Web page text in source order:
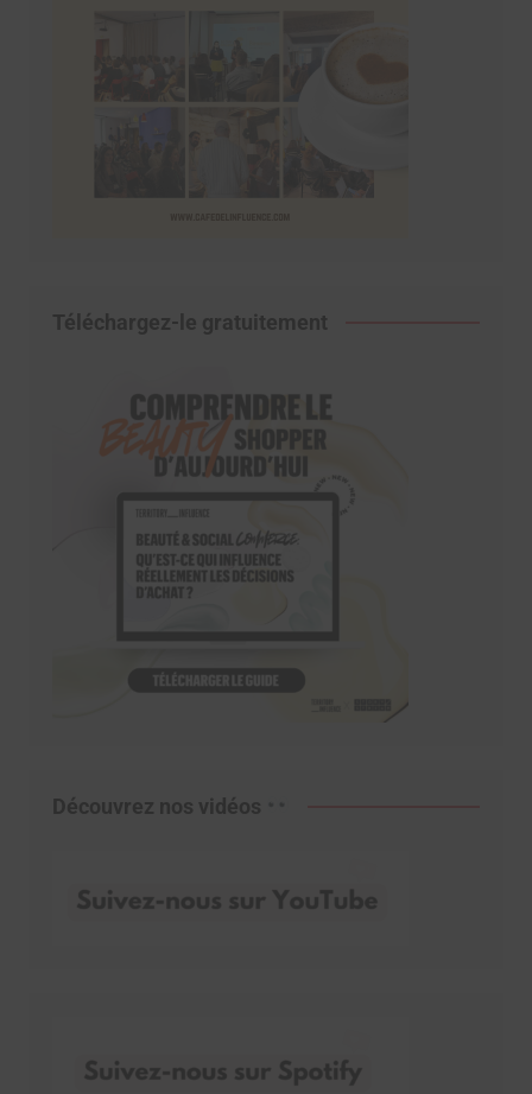
Téléchargez-le gratuitement
Découvrez nos vidéos